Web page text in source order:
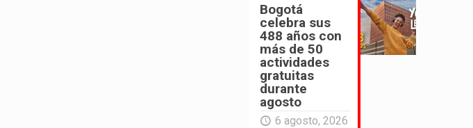
Bogotá
celebra sus
488 años con
más de 50
actividades
gratuitas
durante
agosto
6 agosto, 2026